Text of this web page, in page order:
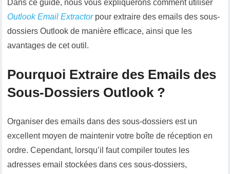
Dans ce guide, nous vous expliquerons comment utiliser
Outlook Email Extractorpour extraire des emails des sous-
dossiers Outlook de manière efficace, ainsi que les
avantages de cet outil.
Pourquoi Extraire des Emails des
Sous-Dossiers Outlook ?
Organiser des emails dans des sous-dossiers est un
excellent moyen de maintenir votre boîte de réception en
ordre. Cependant, lorsqu’il faut compiler toutes les
adresses email stockées dans ces sous-dossiers,